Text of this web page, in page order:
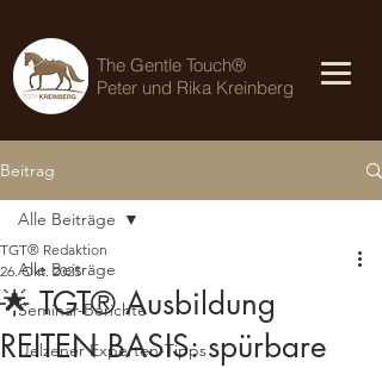
The Gentle Touch®
Peter und Rika Kreinberg
Beitrag
Alle Beiträge
Seminar-Berichte
Uelzener Experten-Tipps
Alle Beiträge
🌟 TGT® Ausbildung
REITEN BASIS: spürbare
TGT® Redaktion
26. Okt. 2025